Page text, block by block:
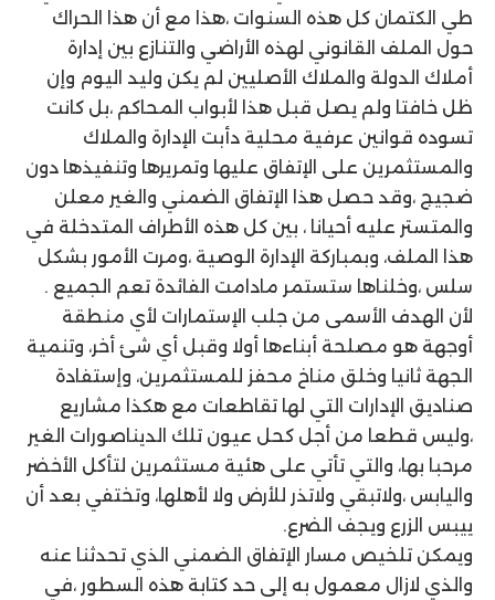
طي الكتمان كل هذه السنوات ،هذا مع أن هذا الحراك
حول الملف القانوني لهذه الأراضي والتنازع بين إدارة
أملاك الدولة والملاك الأصليين لم يكن وليد اليوم وإن
ظل خافتا ولم يصل قبل هذا لأبواب المحاكم ،بل كانت
تسوده قوانين عرفية محلية دأبت الإدارة والملاك
والمستثمرين على الإتفاق عليها وتمريرها وتنفيذها دون
ضجيج ،وقد حصل هذا الإتفاق الضمني والغير معلن
والمتستر عليه أحيانا ، بين كل هذه الأطراف المتدخلة في
هذا الملف، وبمباركة الإدارة الوصية ،ومرت الأمور بشكل
سلس ،وخلناها ستستمر مادامت الفائدة تعم الجميع .
لأن الهدف الأسمى من جلب الإستمارات لأي منطقة
أوجهة هو مصلحة أبناءها أولا وقبل أي شئ أخر، وتنمية
الجهة ثانيا وخلق مناخ محفز للمستثمرين، وإستفادة
صناديق الإدارات التي لها تقاطعات مع هكذا مشاريع
،وليس قطعا من أجل كحل عيون تلك الديناصورات الغير
مرحبا بها، والتي تأتي على هئية مستثمرين لتأكل الأخضر
واليابس ،ولاتبقي ولاتذر للأرض ولا لأهلها، وتختفي بعد أن
ييبس الزرع ويجف الضرع.
ويمكن تلخيص مسار الإتفاق الضمني الذي تحدثنا عنه
والذي لازال معمول به إلى حد كتابة هذه السطور ،في